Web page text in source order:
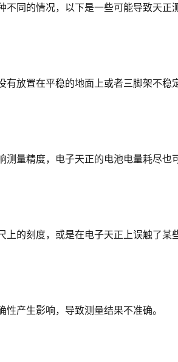
同的情况，以下是一些可能导致天正
放置在平稳的地面上或者三脚架不稳定
测量精度，电子天正的电池电量耗尽也
上的刻度，或是在电子天正上误触了某
产生影响，导致测量结果不准确。